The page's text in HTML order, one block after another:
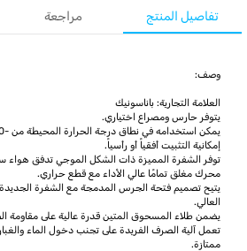
تفاصيل المنتج مراجعة
وصف:
العلامة التجارية: باناسونيك
يتوفر حارس ومصراع اختياري.
يمكن استخدامه في نطاق درجة الحرارة المحيطة من -10 إلى +50 درجة مئوية.
إمكانية التثبيت أفقياً أو رأسياً.
توفر الشفرة المميزة ذات الشكل الموجي تدفق هواء
محرك مغلق تمامًا عالي الأداء مع قطع حراري.
يتيح تصميم فتحة الجرس المدمجة مع الشفرة الجديدة
العالي.
يضمن طلاء المسحوق المتين قدرة عالية على مقاومة
تعمل آلية الصرف الفريدة على تجنب دخول الماء
ممتازة.